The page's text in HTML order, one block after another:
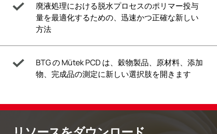
廃液処理における脱水プロセスのポリマー投与
量を最適化するための、迅速かつ正確な新しい
方法
BTG の Mütek PCD は、穀物製品、原材料、添加
物、完成品の測定に新しい選択肢を開きます